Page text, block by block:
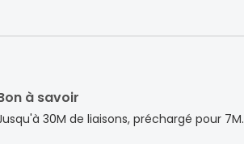
à savoir
30M de liaisons, préchargé pour 7M.